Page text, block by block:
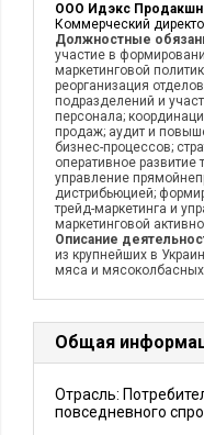
ООО Идэкс Продакшн
Коммерческий
Должностные
участие в
маркетинговой
реорганизация
подразделений и
персонала;
продаж; аудит и
бизнес-процессов;
оперативное развитие
управление
дистрибьюцией;
трейд-маркетинга и
маркетинговой
Описание
из крупнейших в
мяса и
Общая
Отрасль:
повседневного